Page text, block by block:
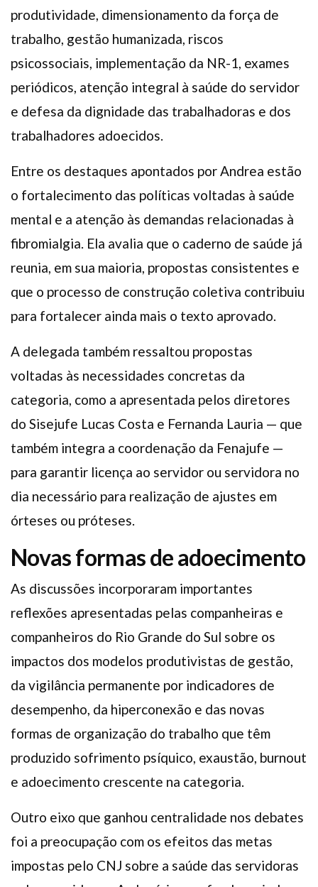
produtividade, dimensionamento da força de
trabalho, gestão humanizada, riscos
psicossociais, implementação da NR-1, exames
periódicos, atenção integral à saúde do servidor
e defesa da dignidade das trabalhadoras e dos
trabalhadores adoecidos.
Entre os destaques apontados por Andrea estão
o fortalecimento das políticas voltadas à saúde
mental e a atenção às demandas relacionadas à
fibromialgia. Ela avalia que o caderno de saúde já
reunia, em sua maioria, propostas consistentes e
que o processo de construção coletiva contribuiu
para fortalecer ainda mais o texto aprovado.
A delegada também ressaltou propostas
voltadas às necessidades concretas da
categoria, como a apresentada pelos diretores
do Sisejufe Lucas Costa e Fernanda Lauria — que
também integra a coordenação da Fenajufe —
para garantir licença ao servidor ou servidora no
dia necessário para realização de ajustes em
órteses ou próteses.
Novas formas de adoecimento
As discussões incorporaram importantes
reflexões apresentadas pelas companheiras e
companheiros do Rio Grande do Sul sobre os
impactos dos modelos produtivistas de gestão,
da vigilância permanente por indicadores de
desempenho, da hiperconexão e das novas
formas de organização do trabalho que têm
produzido sofrimento psíquico, exaustão, burnout
e adoecimento crescente na categoria.
Outro eixo que ganhou centralidade nos debates
foi a preocupação com os efeitos das metas
impostas pelo CNJ sobre a saúde das servidoras